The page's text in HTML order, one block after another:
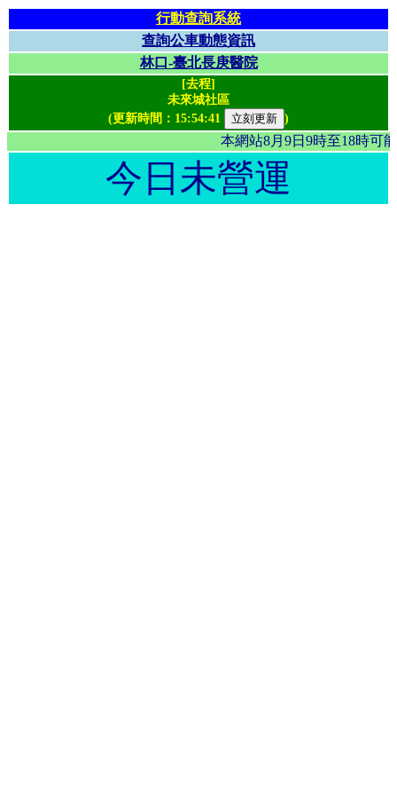
行動查詢系統
查詢公車動態資訊
林口-臺北長庚醫院
[去程]
未來城社區
(更新時間： 15:54:41 )
本網站8月9日9時至18
今日未營運